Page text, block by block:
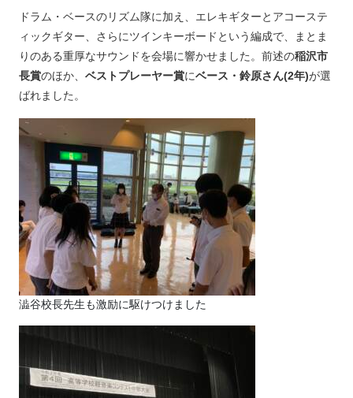
ドラム・ベースのリズム隊に加え、エレキギターとアコーステ
ィックギター、さらにツインキーボードという編成で、まとま
りのある重厚なサウンドを会場に響かせました。前述の稲沢市
長賞のほか、 ベストプレーヤー賞にベース・鈴原さん(2年)が選
ばれました。
澁谷校長先生も激励に駆けつけました